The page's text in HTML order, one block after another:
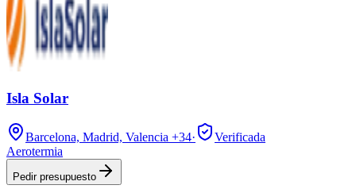
Isla Solar
Barcelona, Madrid, Valencia +34·
Verificada
Aerotermia
Pedir presupuesto